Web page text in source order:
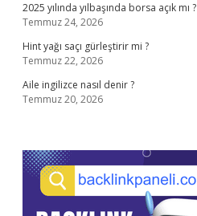
2025 yılında yılbaşında borsa açık mı ?
Temmuz 24, 2026
Hint yağı saçı gürleştirir mi ?
Temmuz 22, 2026
Aile ingilizce nasıl denir ?
Temmuz 20, 2026